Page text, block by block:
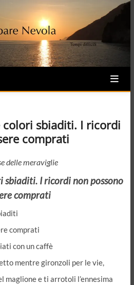
sbiaditi. I ricordi
comprati
delle meraviglie
I ricordi non possono
comprati
comprati
con un caffè
mentre gironzoli per le vie,
maglione e ti arrotoli l’ennesima